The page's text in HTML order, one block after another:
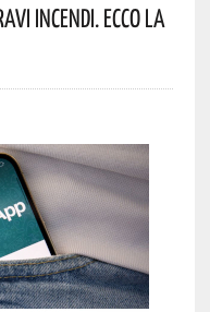
Incendi. Ecco La